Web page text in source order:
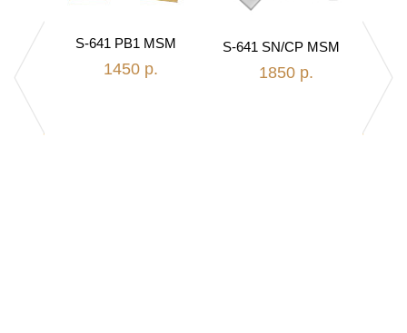
A
S-641 PB1 MSM
1450 р.
S-641 SN/CP MSM
1850 р.